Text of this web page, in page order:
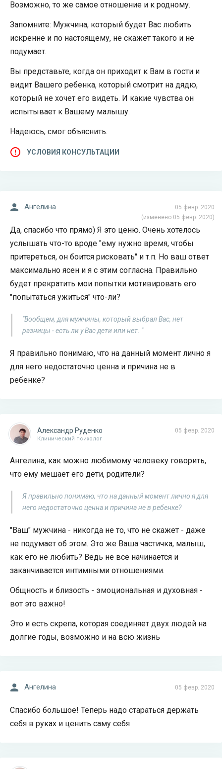
Возможно, то же самое отношение и к родному.
Запомните: Мужчина, который будет Вас любить
искренне и по настоящему, не скажет такого и не
подумает.
Вы представьте, когда он приходит к Вам в гости и
видит Вашего ребенка, который смотрит на дядю,
который не хочет его видеть. И какие чувства он
испытывает к Вашему малышу.
Надеюсь, смог объяснить.
УСЛОВИЯ КОНСУЛЬТАЦИИ
05 февр. 2020
(изменено 05 февр. 2020)
Ангелина
Да, спасибо что прямо) Я это ценю. Очень хотелось
услышать что-то вроде "ему нужно время, чтобы
притереться, он боится рисковать" и т.п. Но ваш ответ
максимально ясен и я с этим согласна. Правильно
будет прекратить мои попытки мотивировать его
"попытаться ужиться" что-ли?
"Вообщем, для мужчины, который выбрал Вас, нет
разницы - есть ли у Вас дети или нет. "
Я правильно понимаю, что на данный момент лично я
для него недостаточно ценна и причина не в
ребенке?
05 февр. 2020
Александр Руденко
Клинический психолог
Ангелина, как можно любимому человеку говорить,
что ему мешает его дети, родители?
Я правильно понимаю, что на данный момент лично я для
него недостаточно ценна и причина не в ребенке?
"Ваш" мужчина - никогда не то, что не скажет - даже
не подумает об этом. Это же Ваша частичка, малыш,
как его не любить? Ведь не все начинается и
заканчивается интимными отношениями.
Общность и близость - эмоциональная и духовная -
вот это важно!
Это и есть скрепа, которая соединяет двух людей на
долгие годы, возможно и на всю жизнь
05 февр. 2020
Ангелина
Спасибо большое! Теперь надо стараться держать
себя в руках и ценить саму себя